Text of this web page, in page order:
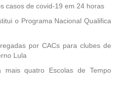
casos de covid-19 em 24 horas
o Programa Nacional Qualifica
por CACs para clubes de
Lula
mais quatro Escolas de Tempo